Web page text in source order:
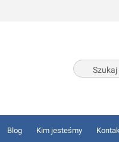
Blog Kim jesteśmy